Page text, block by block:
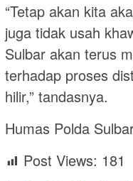
“Tetap akan kita
juga tidak usah
Sulbar akan terus
terhadap proses
hilir,” tandasnya.
Humas Polda
Post Views: 181